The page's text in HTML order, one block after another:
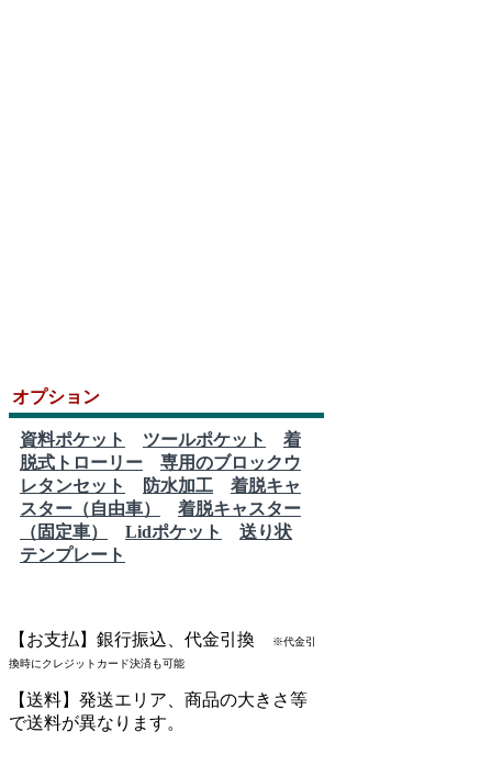
オプション
資料ポケット ツールポケット
着
脱式トローリー
専用のブロックウ
レタンセット
防水加工
着脱キャ
スター（自由車）
着脱キャスター
（固定車）
Lidポケット
送り状
テンプレート
【お支払】銀行振込、代金引換
※代金引
換時にクレジットカード決済も可能
【送料】発送エリア、商品の大きさ等
で送料が異なります。